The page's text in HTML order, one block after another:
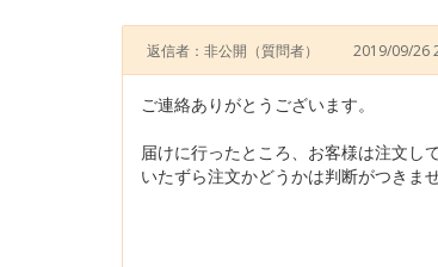
返信者：非公開 （質問者） 2019/09/26
ご連絡ありがとうございます。
届けに行ったところ、お客様は注文し
いたずら注文かどうかは判断がつき